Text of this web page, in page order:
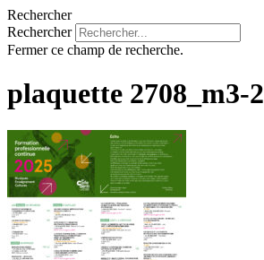
Rechercher
Rechercher
Fermer ce champ de recherche.
plaquette 2708_m3-2